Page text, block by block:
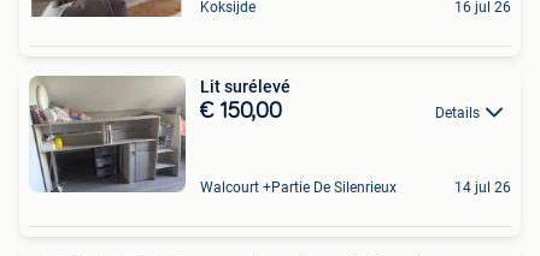
Koksijde 16 jul 26
Lit surélevé
€ 150,00 Details
Walcourt +Partie De Silenrieux 14 jul 26